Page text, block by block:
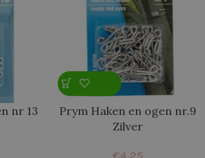
nr 13
Prym Haken en ogen nr.9
Zilver